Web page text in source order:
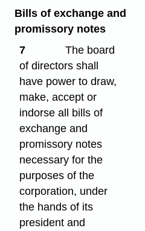
Bills of exchange and
promissory notes
7
The board
of directors shall
have power to draw,
make, accept or
indorse all bills of
exchange and
promissory notes
necessary for the
purposes of the
corporation, under
the hands of its
president and